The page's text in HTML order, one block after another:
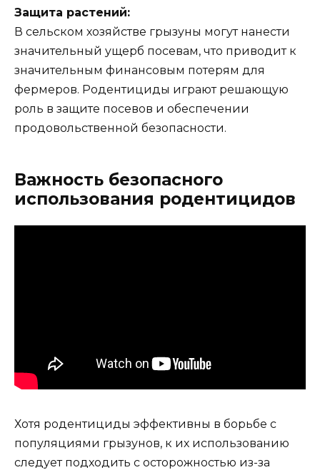
Защита растений:
В сельском хозяйстве грызуны могут нанести
значительный ущерб посевам, что приводит к
значительным финансовым потерям для
фермеров. Родентициды играют решающую
роль в защите посевов и обеспечении
продовольственной безопасности.
Важность безопасного
использования родентицидов
Хотя родентициды эффективны в борьбе с
популяциями грызунов, к их использованию
следует подходить с осторожностью из-за